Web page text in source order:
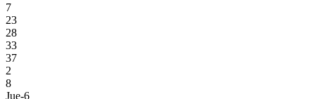
7
23
28
33
37
2
8
Jue-6